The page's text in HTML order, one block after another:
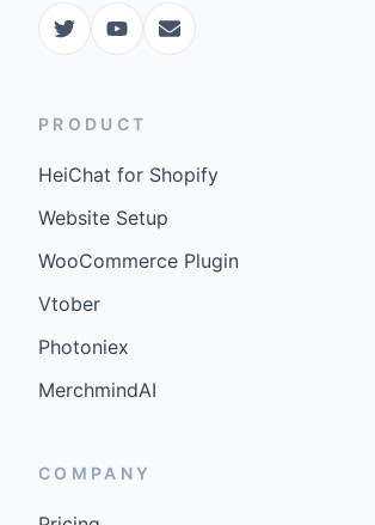
PRODUCT
HeiChat for Shopify
Website Setup
WooCommerce Plugin
Vtober
Photoniex
MerchmindAI
COMPANY